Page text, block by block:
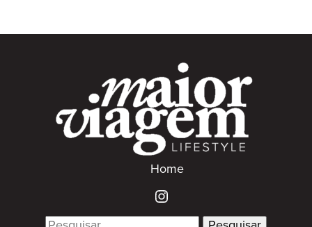
Home
Search